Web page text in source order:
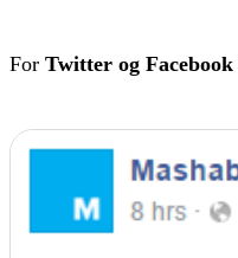
For Twitter og Facebook